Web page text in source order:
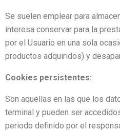
Se suelen emplear para
interesa conservar para la
por el Usuario en una sola
productos adquiridos) y
Cookies persistentes:
Son aquellas en las que los
terminal y pueden ser
periodo definido por el